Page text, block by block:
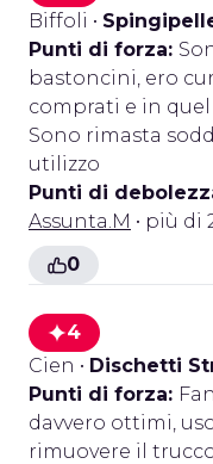
Biffoli •
Punti di forza:
bastoncini, ero
comprati e in
Sono rimasta
utilizzo
Punti di
Assunta.M • più di
0
4
Cien • Dischetti
Punti di forza:
davvero ottimi,
rimuovere il